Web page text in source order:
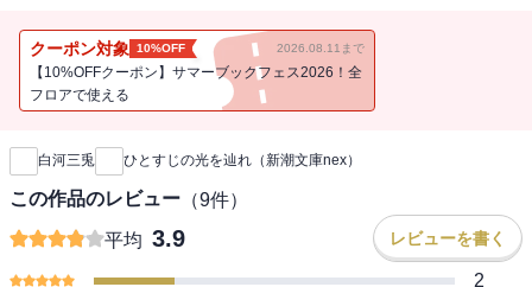
一条（ひとすじ）の光の軌跡に、青春のきらめきの全てをかける高
校生たち熱い物語。
クーポン対象 10%OFF 2026.08.11まで
【10%OFFクーポン】サマーブックフェス2026！全
フロアで使える
新刊通知
白河三兎 ひとすじの光を辿れ（新潮文庫nex）
この作品のレビュー （9件）
平均 3.9 レビューを書く
2